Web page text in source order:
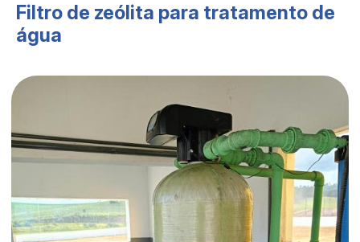
Filtro de zeólita para tratamento de
água